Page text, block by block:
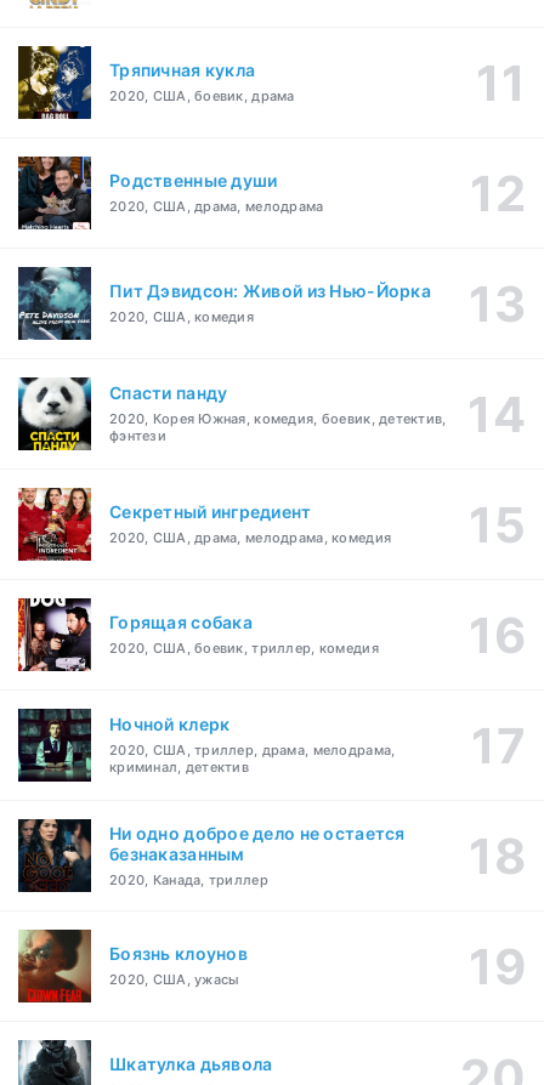
Тряпичная кукла
2020, США, боевик, драма
Родственные души
2020, США, драма, мелодрама
Пит Дэвидсон: Живой из Нью-Йорка
2020, США, комедия
Спасти панду
2020, Корея Южная, комедия, боевик, детектив,
фэнтези
Секретный ингредиент
2020, США, драма, мелодрама, комедия
Горящая собака
2020, США, боевик, триллер, комедия
Ночной клерк
2020, США, триллер, драма, мелодрама,
криминал, детектив
Ни одно доброе дело не остается
безнаказанным
2020, Канада, триллер
Боязнь клоунов
2020, США, ужасы
Шкатулка дьявола